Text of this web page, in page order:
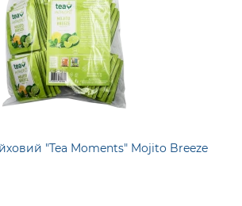
"Tea Moments" Mojito Breeze